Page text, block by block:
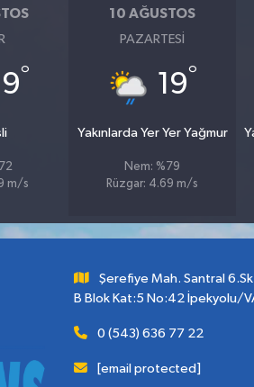
°
m/s
10 AĞUSTOS
PAZARTESI
19°
Yakınlarda Yer Yer Yağmur
Nem: %79
Rüzgar: 4.69 m/s
Şerefiye Mah. Santral
B Blok Kat:5 No:42 İpekyolu/
0 (543) 636 77 22
[email protected]